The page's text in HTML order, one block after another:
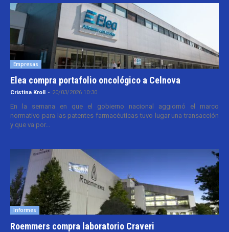
Empresas
Elea compra portafolio oncológico a Celnova
Cristina Kroll - 20/03/2026 10:30
En la semana en que el gobierno nacional aggiornó el marco
normativo para las patentes farmacéuticas tuvo lugar una transacción
y que va por...
Informes
Roemmers compra laboratorio Craveri